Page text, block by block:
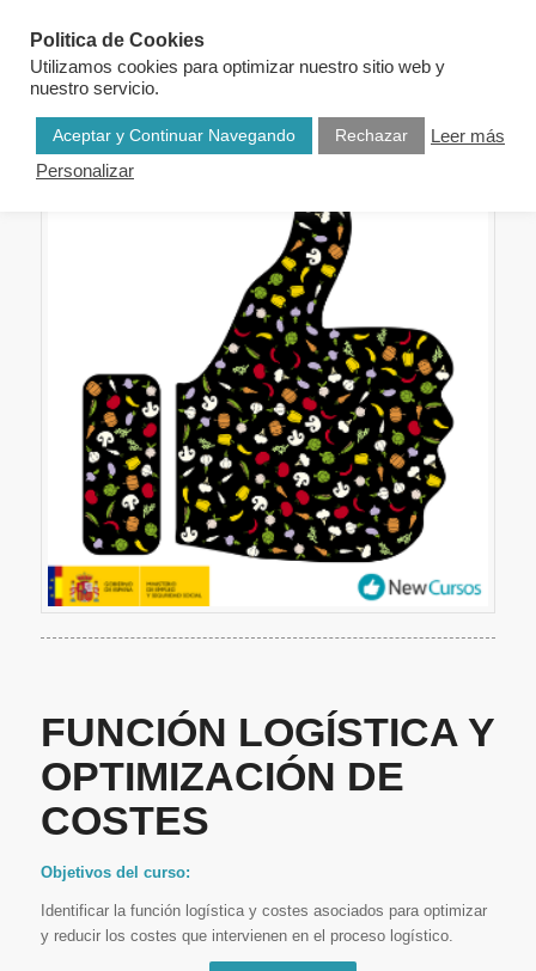
FUNCIÓN LOGÍSTICA Y
OPTIMIZACIÓN DE
COSTES
Objetivos del curso:
Identificar la función logística y costes asociados para optimizar
y reducir los costes que intervienen en el proceso logístico.
Politica de Cookies
Utilizamos cookies para optimizar nuestro sitio web y
nuestro servicio.
Aceptar y Continuar Navegando Rechazar
Leer más
Personalizar